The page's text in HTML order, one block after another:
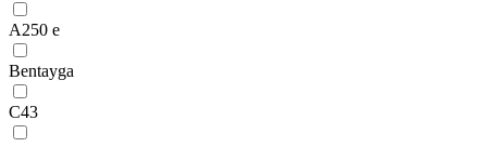
A250 e
Bentayga
C43